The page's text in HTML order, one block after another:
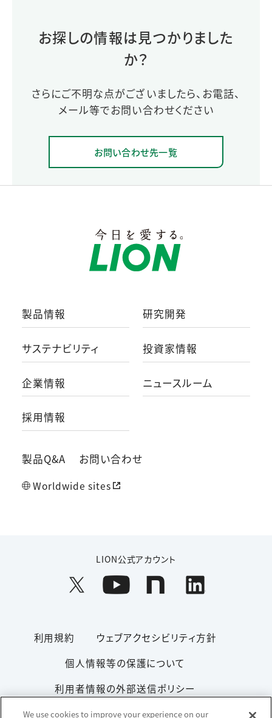
お探しの情報は見つかりました
か？
さらにご不明な点がございましたら、お電話、
メール等でお問い合わせください
お問い合わせ先一覧
製品情報 研究開発
サステナビリティ 投資家情報
企業情報 ニュースルーム
採用情報
製品Q&A お問い合わせ
Worldwide sites
LION公式アカウント
利用規約
ウェブアクセシビリティ方針
個人情報等の保護について
利用者情報の外部送信ポリシー
ソーシャルメディアポリシー
サイトマップ
We use cookies to improve your experience on our